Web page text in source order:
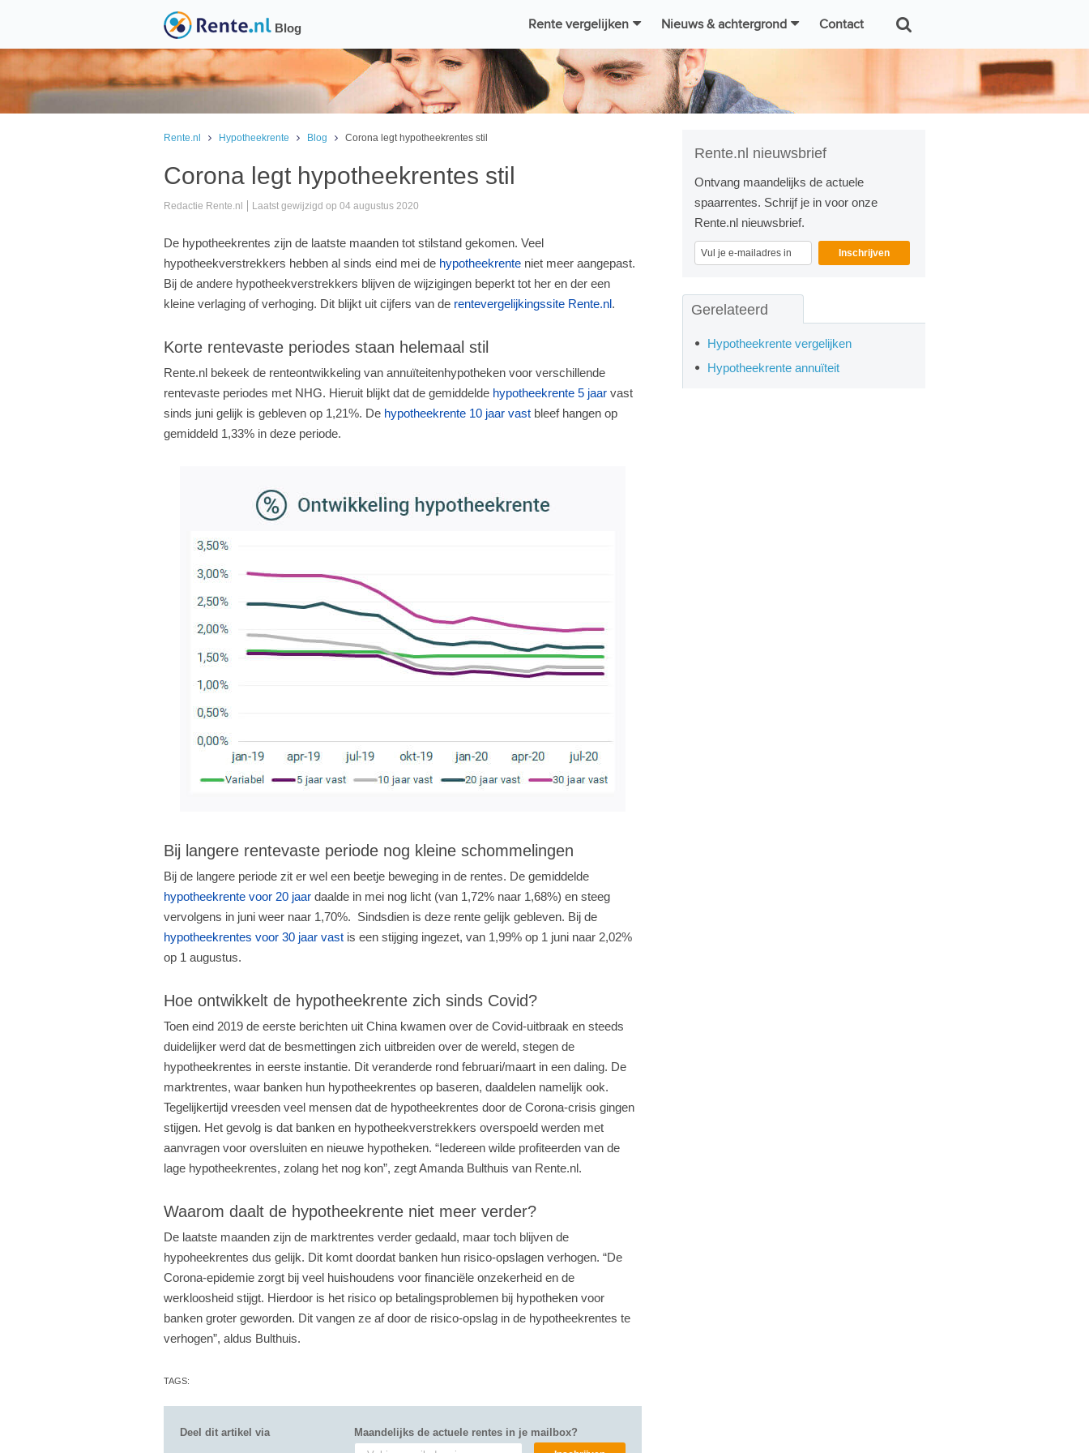
Blog Rente vergelijken Nieuws & achtergrond Contact
Rente.nl Hypotheekrente Blog Corona legt hypotheekrentes stil
Corona legt hypotheekrentes stil
Redactie Rente.nl Laatst gewijzigd op 04 augustus 2020
De hypotheekrentes zijn de laatste maanden tot stilstand gekomen. Veel
hypotheekverstrekkers hebben al sinds eind mei de hypotheekrente niet meer aangepast.
Bij de andere hypotheekverstrekkers blijven de wijzigingen beperkt tot her en der een
kleine verlaging of verhoging. Dit blijkt uit cijfers van de rentevergelijkingssite Rente.nl.
Korte rentevaste periodes staan helemaal stil
Rente.nl bekeek de renteontwikkeling van annuïteitenhypotheken voor verschillende
rentevaste periodes met NHG. Hieruit blijkt dat de gemiddelde hypotheekrente 5 jaar vast
sinds juni gelijk is gebleven op 1,21%. De hypotheekrente 10 jaar vast bleef hangen op
gemiddeld 1,33% in deze periode.
Bij langere rentevaste periode nog kleine schommelingen
Bij de langere periode zit er wel een beetje beweging in de rentes. De gemiddelde
hypotheekrente voor 20 jaar daalde in mei nog licht (van 1,72% naar 1,68%) en steeg
vervolgens in juni weer naar 1,70%. Sindsdien is deze rente gelijk gebleven. Bij de
hypotheekrentes voor 30 jaar vast is een stijging ingezet, van 1,99% op 1 juni naar 2,02%
op 1 augustus.
Hoe ontwikkelt de hypotheekrente zich sinds Covid?
Toen eind 2019 de eerste berichten uit China kwamen over de Covid-uitbraak en steeds
duidelijker werd dat de besmettingen zich uitbreiden over de wereld, stegen de
hypotheekrentes in eerste instantie. Dit veranderde rond februari/maart in een daling. De
marktrentes, waar banken hun hypotheekrentes op baseren, daaldelen namelijk ook.
Tegelijkertijd vreesden veel mensen dat de hypotheekrentes door de Corona-crisis gingen
stijgen. Het gevolg is dat banken en hypotheekverstrekkers overspoeld werden met
aanvragen voor oversluiten en nieuwe hypotheken. “Iedereen wilde profiteerden van de
lage hypotheekrentes, zolang het nog kon”, zegt Amanda Bulthuis van Rente.nl.
Waarom daalt de hypotheekrente niet meer verder?
De laatste maanden zijn de marktrentes verder gedaald, maar toch blijven de
hypoheekrentes dus gelijk. Dit komt doordat banken hun risico-opslagen verhogen. “De
Corona-epidemie zorgt bij veel huishoudens voor financiële onzekerheid en de
werkloosheid stijgt. Hierdoor is het risico op betalingsproblemen bij hypotheken voor
banken groter geworden. Dit vangen ze af door de risico-opslag in de hypotheekrentes te
verhogen”, aldus Bulthuis.
TAGS:
Deel dit artikel via Maandelijks de actuele rentes in je mailbox?
Rente.nl nieuwsbrief
Ontvang maandelijks de actuele
spaarrentes. Schrijf je in voor onze
Rente.nl nieuwsbrief.
Inschrijven
Gerelateerd
Hypotheekrente vergelijken
Hypotheekrente annuïteit